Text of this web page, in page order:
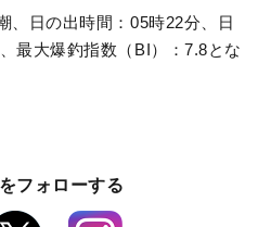
、日の出時間：05時22分、日
最大爆釣指数（BI）：7.8とな
フォローする